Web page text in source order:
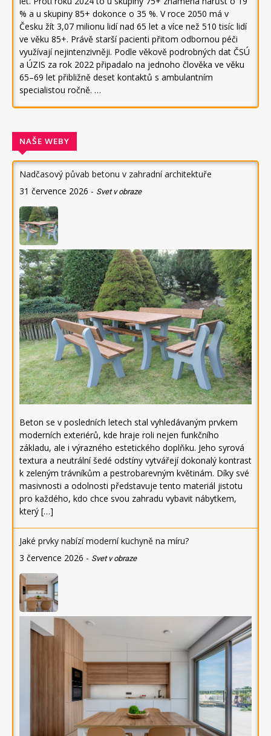
% a u skupiny 85+ dokonce o 35 %. V roce 2050 má v
Česku žít 3,07 milionu lidí nad 65 let a více než 510 tisíc lidí
ve věku 85+. Právě starší pacienti přitom odbornou péči
využívají nejintenzivněji. Podle věkově podrobných dat ČSÚ
a ÚZIS za rok 2022 připadalo na jednoho člověka ve věku
65–69 let přibližně deset kontaktů s ambulantním
specialistou ročně. …
NAŠE WEBY
Nadčasový půvab betonu v zahradní architektuře
31 července 2026 - Svet v obraze
Beton se v posledních letech stal vyhledávaným prvkem
moderních exteriérů, kde hraje roli nejen funkčního
základu, ale i výrazného estetického doplňku. Jeho syrová
textura a neutrální šedé odstíny vytvářejí dokonalý kontrast
k zeleným trávníkům a pestrobarevným květinám. Díky své
masivnosti a odolnosti představuje tento materiál jistotu
pro každého, kdo chce svou zahradu vybavit nábytkem,
který […]
Jaké prvky nabízí moderní kuchyně na míru?
3 července 2026 - Svet v obraze